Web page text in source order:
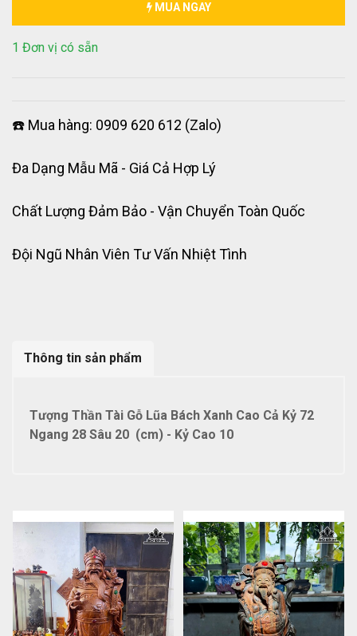
MUA NGAY
1 Đơn vị có sẵn
☎️ Mua hàng: 0909 620 612 (Zalo)
Đa Dạng Mẫu Mã - Giá Cả Hợp Lý
Chất Lượng Đảm Bảo - Vận Chuyển Toàn Quốc
Đội Ngũ Nhân Viên Tư Vấn Nhiệt Tình
Thông tin sản phẩm
Tượng Thần Tài Gỗ Lũa Bách Xanh Cao Cả Kỷ 72
Ngang 28 Sâu 20 (cm) - Kỷ Cao 10